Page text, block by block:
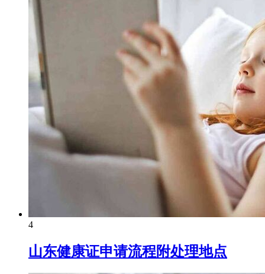
4
山东健康证申请流程附处理地点